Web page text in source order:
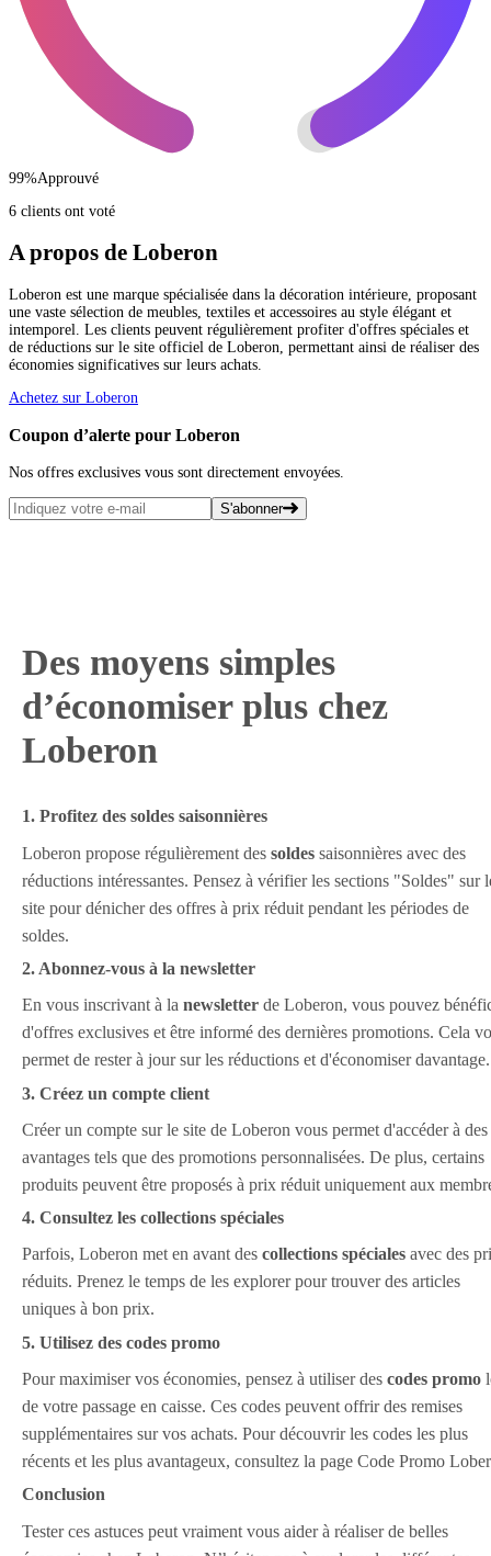
99%Approuvé
6 clients ont voté
A propos de Loberon
Loberon est une marque spécialisée dans la décoration intérieure, proposant
une vaste sélection de meubles, textiles et accessoires au style élégant et
intemporel. Les clients peuvent régulièrement profiter d'offres spéciales et
de réductions sur le site officiel de Loberon, permettant ainsi de réaliser des
économies significatives sur leurs achats.
Achetez sur Loberon
Coupon d’alerte pour Loberon
Nos offres exclusives vous sont directement envoyées.
S'abonner
Des moyens simples
d’économiser plus chez
Loberon
1. Profitez des soldes saisonnières
Loberon propose régulièrement des soldes saisonnières avec des
réductions intéressantes. Pensez à vérifier les sections "Soldes" sur
site pour dénicher des offres à prix réduit pendant les périodes de
soldes.
2. Abonnez-vous à la newsletter
En vous inscrivant à la newsletter de Loberon, vous pouvez
d'offres exclusives et être informé des dernières promotions. Cela
permet de rester à jour sur les réductions et d'économiser davantage.
3. Créez un compte client
Créer un compte sur le site de Loberon vous permet d'accéder à des
avantages tels que des promotions personnalisées. De plus, certains
produits peuvent être proposés à prix réduit uniquement aux
4. Consultez les collections spéciales
Parfois, Loberon met en avant des collections spéciales avec des
réduits. Prenez le temps de les explorer pour trouver des articles
uniques à bon prix.
5. Utilisez des codes promo
Pour maximiser vos économies, pensez à utiliser des codes promo
de votre passage en caisse. Ces codes peuvent offrir des remises
supplémentaires sur vos achats. Pour découvrir les codes les plus
récents et les plus avantageux, consultez la page Code Promo
Conclusion
Tester ces astuces peut vraiment vous aider à réaliser de belles